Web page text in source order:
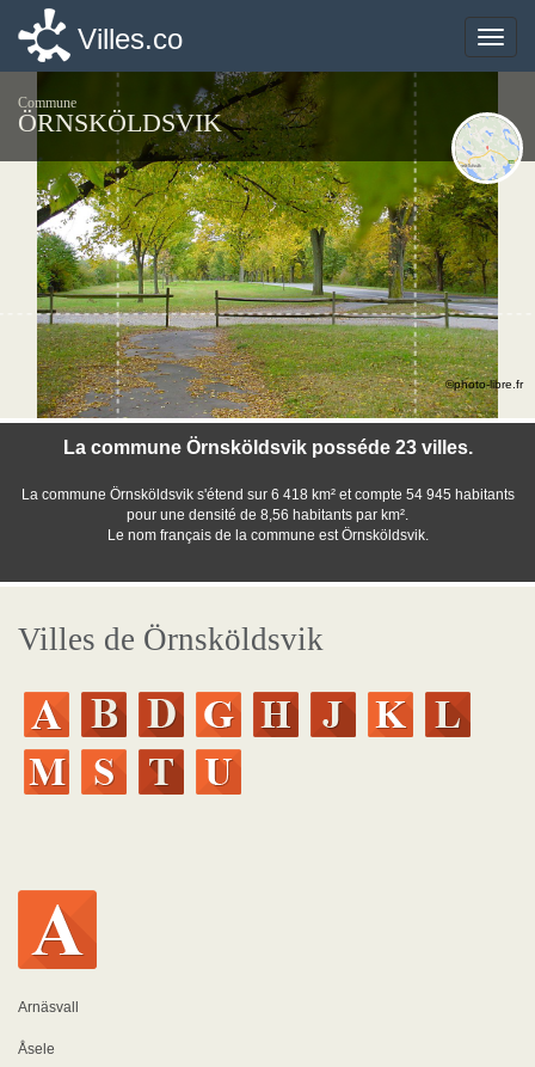
Toggle
Villes.co
Commune
ÖRNSKÖLDSVIK
La commune Örnsköldsvik posséde 23 villes.
La commune Örnsköldsvik s'étend sur 6 418 km² et compte 54 945 habitants
pour une densité de 8,56 habitants par km².
Le nom français de la commune est Örnsköldsvik.
©photo-libre.fr
Villes de Örnsköldsvik
Arnäsvall
Åsele
Toggle
Villes.co